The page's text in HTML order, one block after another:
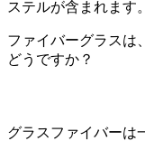
ステルが含まれます。
ファイバーグラスは
どうですか？
グラスファイバーは